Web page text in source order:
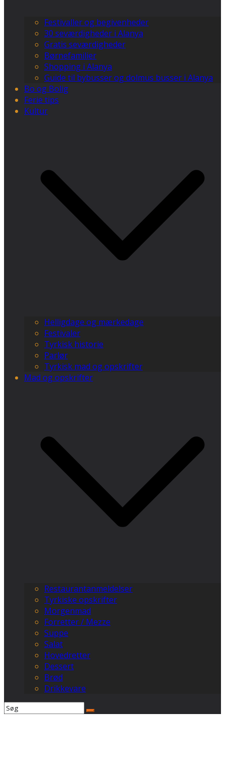
Festivaller og begivenheder
30 seværdigheder i Alanya
Gratis seværdigheder
Børnefamilier
Shopping i Alanya
Guide til bybusser og dolmus busser i Alanya
Bo og Bolig
Ferie tips
Kultur
Helligdage og mærkedage
Festivaler
Tyrkisk historie
Parlør
Tyrkisk mad og opskrifter
Mad og opskrifter
Restaurantanmeldelser
Tyrkiske opskrifter
Morgenmad
Forretter / Mezze
Suppe
Salat
Hovedretter
Dessert
Brød
Drikkevare